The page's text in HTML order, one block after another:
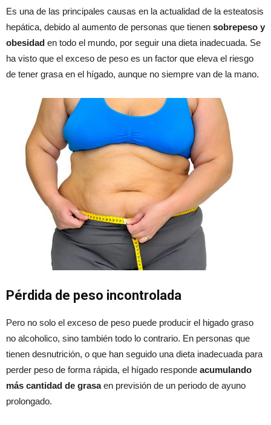
Es una de las principales causas en la actualidad de la esteatosis
hepática, debido al aumento de personas que tienen sobrepeso y
obesidad en todo el mundo, por seguir una dieta inadecuada. Se
ha visto que el exceso de peso es un factor que eleva el riesgo
de tener grasa en el hígado, aunque no siempre van de la mano.
Pérdida de peso incontrolada
Pero no solo el exceso de peso puede producir el higado graso
no alcoholico, sino también todo lo contrario. En personas que
tienen desnutrición, o que han seguido una dieta inadecuada para
perder peso de forma rápida, el hígado responde acumulando
más cantidad de grasaen previsión de un periodo de ayuno
prolongado.